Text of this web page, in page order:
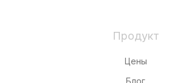
Продукт
Цены
Блог